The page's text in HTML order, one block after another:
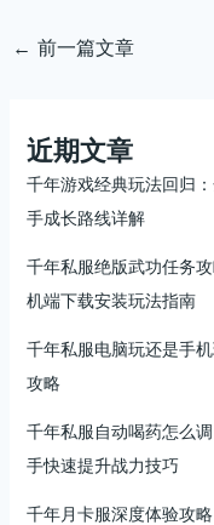
← 前一篇文章
近期文章
千年游戏经典玩法回归
手成长路线详解
千年私服绝版武功任务
机端下载安装玩法指南
千年私服电脑玩还是手
攻略
千年私服自动喝药怎么
手快速提升战力技巧
千年月卡服深度体验攻